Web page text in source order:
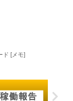
ド [メモ]